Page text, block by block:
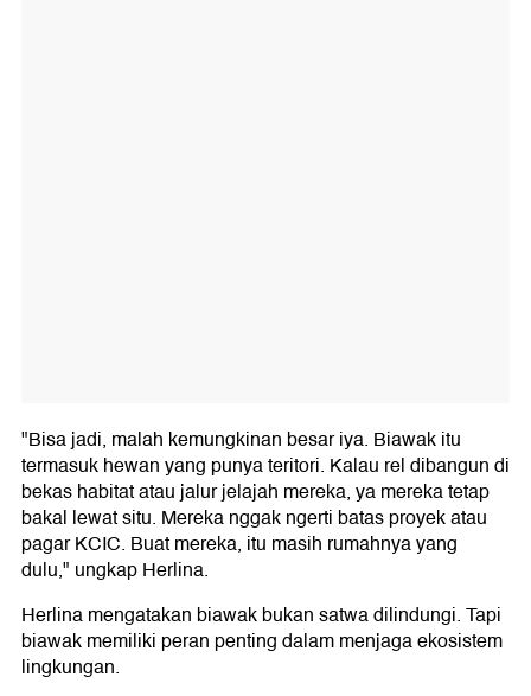
"Bisa jadi, malah kemungkinan besar iya. Biawak itu
termasuk hewan yang punya teritori. Kalau rel dibangun di
bekas habitat atau jalur jelajah mereka, ya mereka tetap
bakal lewat situ. Mereka nggak ngerti batas proyek atau
pagar KCIC. Buat mereka, itu masih rumahnya yang
dulu," ungkap Herlina.
Herlina mengatakan biawak bukan satwa dilindungi. Tapi
biawak memiliki peran penting dalam menjaga ekosistem
lingkungan.